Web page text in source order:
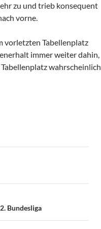
zu und trieb konsequent
vorne.
vorletzten Tabellenplatz
immer weiter dahin,
wahrscheinlich
Bundesliga